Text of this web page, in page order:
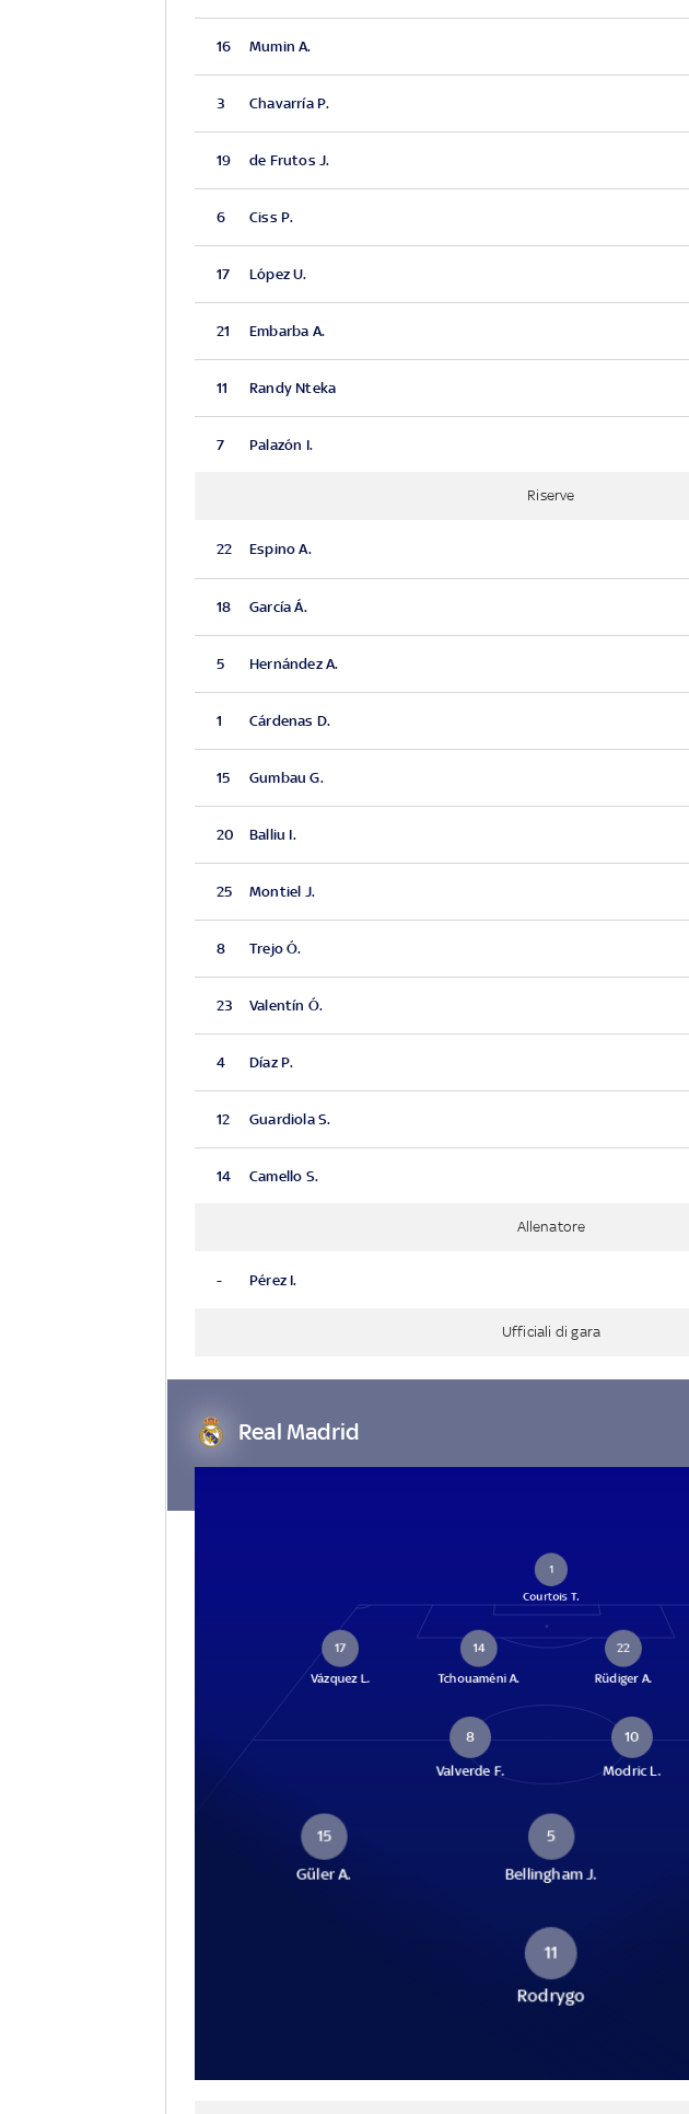
16 Mumin A.
3 Chavarría P.
19 de Frutos J.
6 Ciss P.
17 López U.
21 Embarba A.
11 Randy Nteka
7 Palazón I.
Riserve
22 Espino A.
18 García Á.
5 Hernández A.
1 Cárdenas D.
15 Gumbau G.
20 Balliu I.
25 Montiel J.
8 Trejo Ó.
23 Valentín Ó.
4 Díaz P.
12 Guardiola S.
14 Camello S.
Allenatore
- Pérez I.
Ufficiali di gara
Real Madrid
1
Courtois T.
17
Vázquez L.
14
Tchouaméni A.
22
Rüdiger A.
8
Valverde F.
10
Modric L.
15
Güler A.
5
Bellingham J.
11
Rodrygo